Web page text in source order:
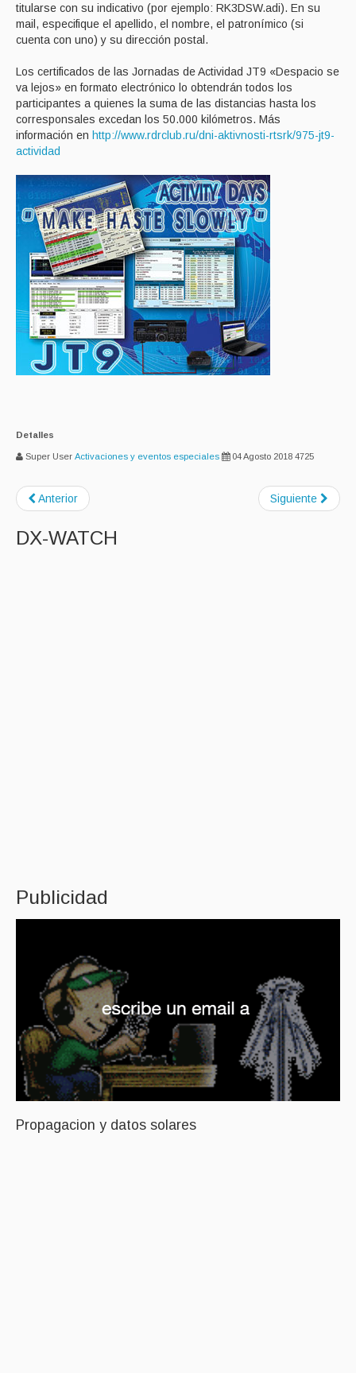
titularse con su indicativo (por ejemplo: RK3DSW.adi). En su
mail, especifique el apellido, el nombre, el patronímico (si
cuenta con uno) y su dirección postal.
Los certificados de las Jornadas de Actividad JT9 «Despacio se
va lejos» en formato electrónico lo obtendrán todos los
participantes a quienes la suma de las distancias hasta los
corresponsales excedan los 50.000 kilómetros. Más
información en http://www.rdrclub.ru/dni-aktivnosti-rtsrk/975-jt9-
actividad
Detalles
Super User Activaciones y eventos especiales 04 Agosto 2018 4725
Anterior Siguiente
DX-WATCH
Publicidad
Propagacion y datos solares